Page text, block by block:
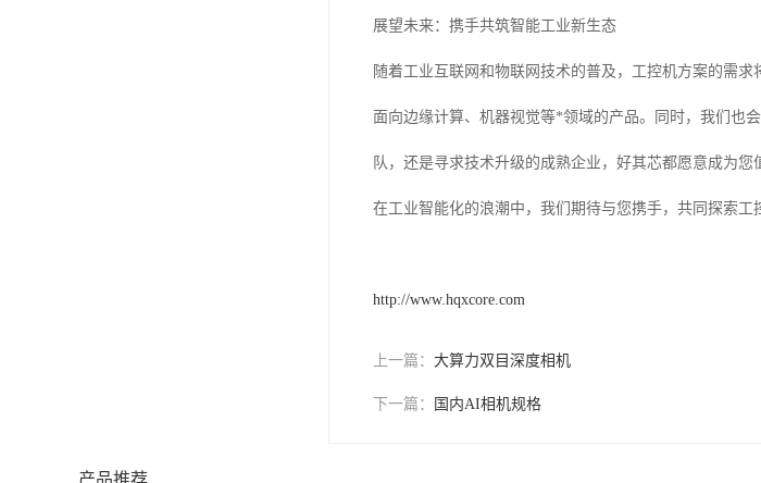
展望未来：携手共筑智能工业新生态
随着工业互联网和物联网技术的普及，工控机方案的需
面向边缘计算、机器视觉等*领域的产品。同时，我们也
队，还是寻求技术升级的成熟企业，好其芯都愿意成为您
在工业智能化的浪潮中，我们期待与您携手，共同探索
http://www.hqxcore.com
上一篇： 大算力双目深度相机
下一篇： 国内AI相机规格
产品推荐